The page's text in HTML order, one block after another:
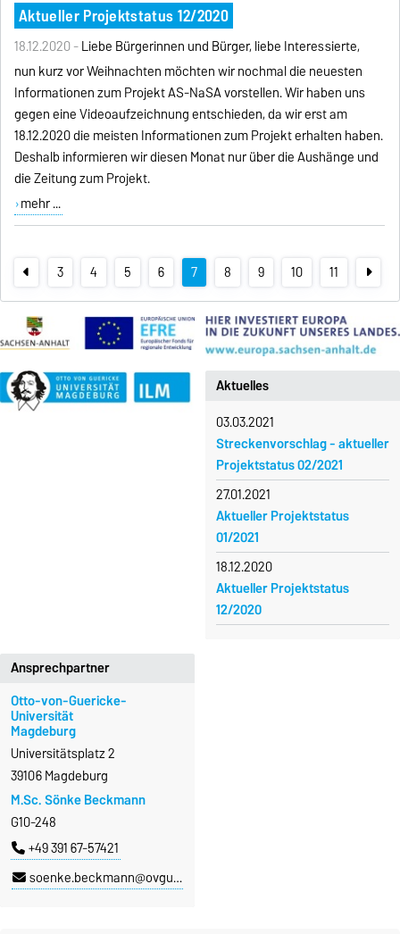
Aktueller Projektstatus 12/2020
18.12.2020 -Liebe Bürgerinnen und Bürger, liebe Interessierte,
nun kurz vor Weihnachten möchten wir nochmal die neuesten
Informationen zum Projekt AS-NaSA vorstellen. Wir haben uns
gegen eine Videoaufzeichnung entschieden, da wir erst am
18.12.2020 die meisten Informationen zum Projekt erhalten haben.
Deshalb informieren wir diesen Monat nur über die Aushänge und
die Zeitung zum Projekt.
mehr ...
3 4 5 6 7 8 9 10 11
Ansprechpartner
Otto-von-Guericke-
Universität
Magdeburg
Universitätsplatz 2
39106 Magdeburg
M.Sc. Sönke Beckmann
G10-248
+49 391 67-57421
soenke.beckmann@ovgu.de
Aktuelles
03.03.2021
Streckenvorschlag - aktueller
Projektstatus 02/2021
27.01.2021
Aktueller Projektstatus
01/2021
18.12.2020
Aktueller Projektstatus
12/2020